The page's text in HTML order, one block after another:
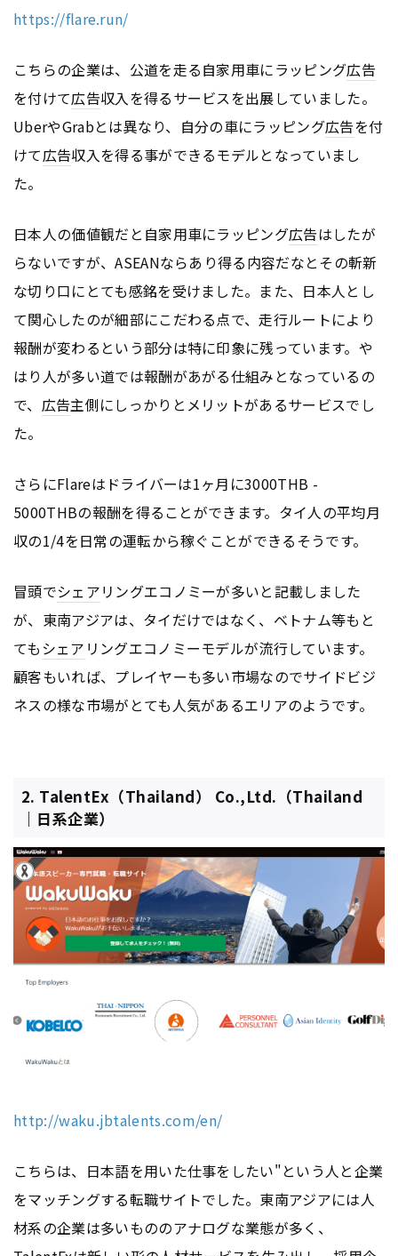
https://flare.run/
こちらの企業は、公道を走る自家用車にラッピング広告
を付けて広告収入を得るサービスを出展していました。
UberやGrabとは異なり、自分の車にラッピング広告を付
けて広告収入を得る事ができるモデルとなっていまし
た。
日本人の価値観だと自家用車にラッピング広告はしたが
らないですが、ASEANならあり得る内容だなとその斬新
な切り口にとても感銘を受けました。また、日本人とし
て関心したのが細部にこだわる点で、走行ルートにより
報酬が変わるという部分は特に印象に残っています。や
はり人が多い道では報酬があがる仕組みとなっているの
で、 広告主側にしっかりとメリットがあるサービスでし
た。
さらにFlareはドライバーは1ヶ月に3000THB -
5000THBの報酬を得ることができます。タイ人の平均月
収の1/4を日常の運転から稼ぐことができるそうです。
冒頭でシェアリングエコノミーが多いと記載しました
が、東南アジアは、タイだけではなく、ベトナム等もと
ても シェア リングエコノミーモデルが流行しています。
顧客もいれば、プレイヤーも多い市場なのでサイドビジ
ネスの様な市場がとても人気があるエリアのようです。
2. TalentEx（Thailand） Co.,Ltd.（Thailand
｜日系企業）
http://waku.jbtalents.com/en/
こちらは、日本語を用いた仕事をしたい"という人と企業
をマッチングする転職サイトでした。東南アジアには人
材系の企業は多いもののアナログな業態が多く、